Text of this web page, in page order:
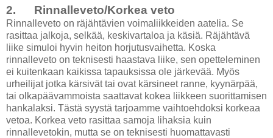
2. Rinnalleveto/Korkea veto
Rinnalleveto on räjähtävien voimaliikkeiden aatelia. Se
rasittaa jalkoja, selkää, keskivartaloa ja käsiä. Räjähtävä
liike simuloi hyvin heiton horjutusvaihetta. Koska
rinnalleveto on teknisesti haastava liike, sen opetteleminen
ei kuitenkaan kaikissa tapauksissa ole järkevää. Myös
urheilijat jotka kärsivät tai ovat kärsineet ranne, kyynärpää,
tai olkapäävammoista saattavat kokea liikkeen suorittamisen
hankalaksi. Tästä syystä tarjoamme vaihtoehdoksi korkeaa
vetoa. Korkea veto rasittaa samoja lihaksia kuin
rinnallevetokin, mutta se on teknisesti huomattavasti